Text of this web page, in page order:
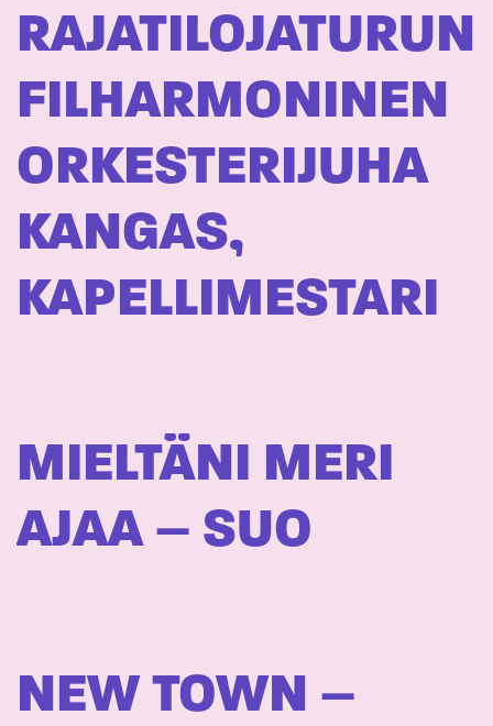
RAJATILOJATURUN
FILHARMONINEN
ORKESTERIJUHA
KANGAS,
KAPELLIMESTARI
MIELTÄNI MERI
AJAA – SUO
NEW TOWN –